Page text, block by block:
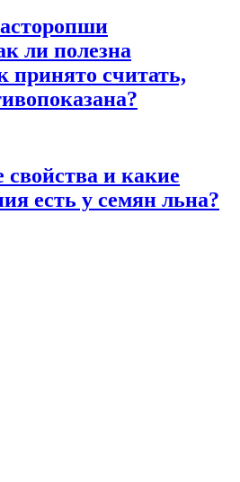
ли полезна
принято считать,
и какие
есть у семян льна?